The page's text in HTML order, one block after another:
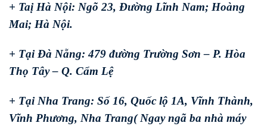
+ Taị Hà Nội: Ngõ 23, Đường Lĩnh Nam; Hoàng
Mai; Hà Nội.
+ Tại Đà Nẵng: 479 đường Trường Sơn – P. Hòa
Thọ Tây – Q. Cẩm Lệ
+ Tại Nha Trang: Số 16, Quốc lộ 1A, Vĩnh Thành,
Vĩnh Phương, Nha Trang( Ngay ngã ba nhà máy